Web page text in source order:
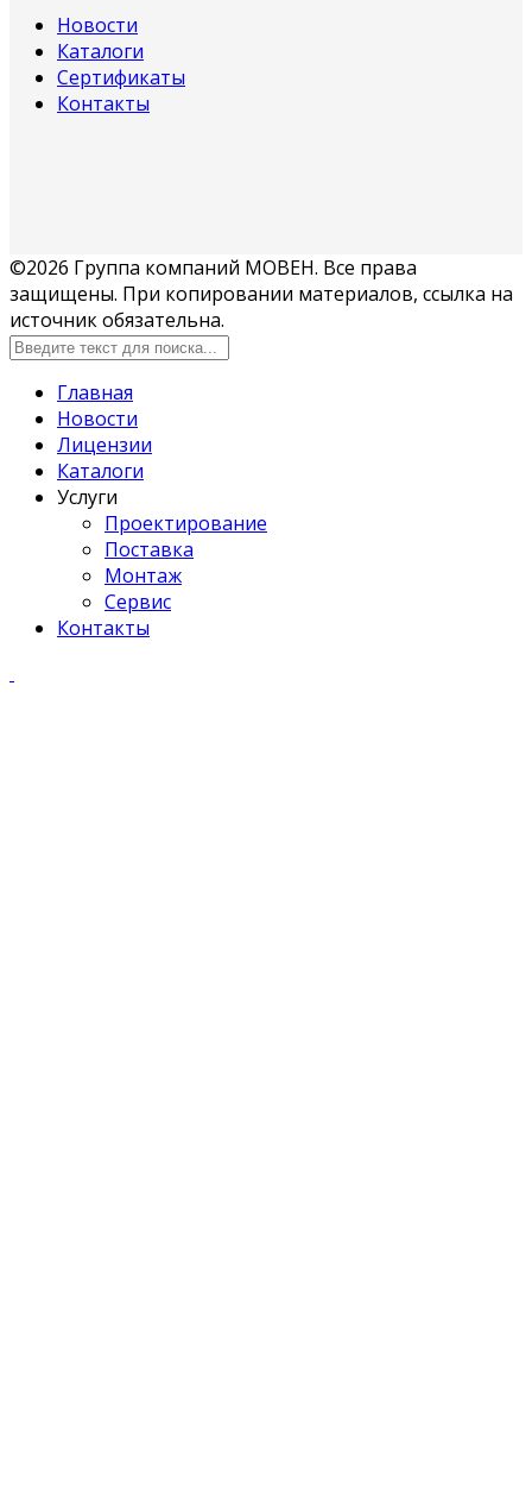
Новости
Каталоги
Сертификаты
Контакты
©2026 Группа компаний МОВЕН. Все права
защищены. При копировании материалов, ссылка на
источник обязательна.
Главная
Новости
Лицензии
Каталоги
Услуги
Проектирование
Поставка
Монтаж
Сервис
Контакты